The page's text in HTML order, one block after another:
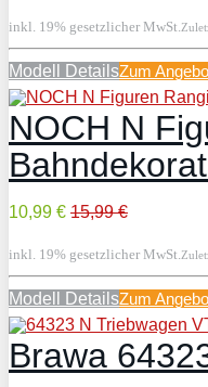
inkl. 19% gesetzlicher MwSt.
Modell DetailsZum
NOCH N
10,99 € 15,99 €
inkl. 19% gesetzlicher MwSt.
Modell DetailsZum
Brawa